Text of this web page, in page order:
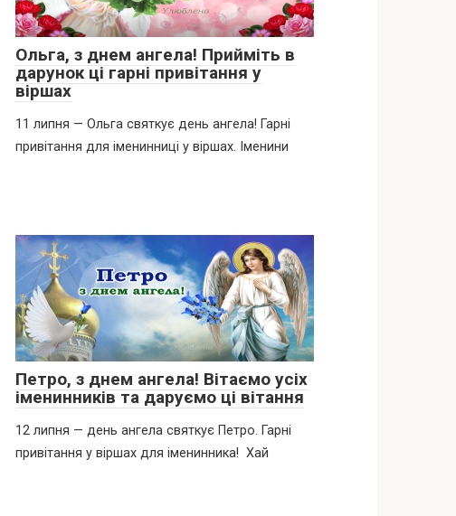
Ольга, з днем ангела! Прийміть в
дарунок ці гарні привітання у
віршах
11 липня — Ольга святкує день ангела! Гарні
привітання для іменинниці у віршах. Іменини
Петро, з днем ангела! Вітаємо усіх
іменинників та даруємо ці вітання
12 липня — день ангела святкує Петро. Гарні
привітання у віршах для іменинника! Хай